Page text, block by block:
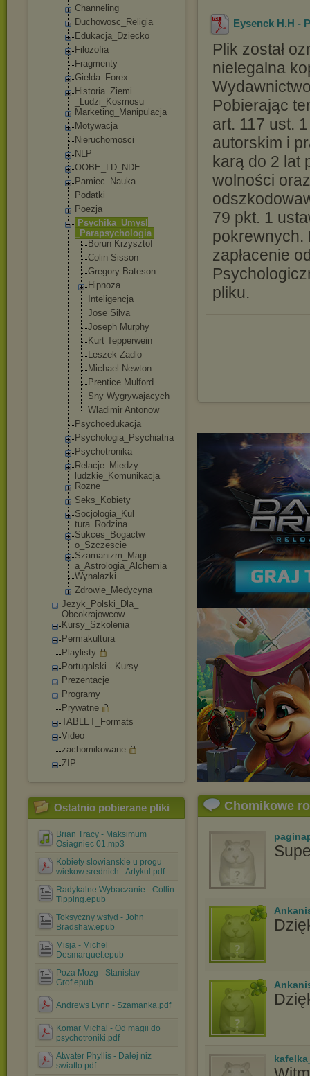
Channeling
Duchowosc_Religia
Edukacja_Dziec ko
Filozofia
Fragmenty
Gielda_Forex
Historia_Ziemi
_Ludzi_Kosmosu
Marketing_Manipulacja
Motywacja
Nieruchomosci
NLP
OOBE_LD_NDE
Pamiec_Nauka
Podatki
Poezja
Psychika_Umysl
_Parapsychologia
Borun Krzysztof
Colin Sisson
Gregory Bateson
Hipnoza
Inteligencja
Jose Silva
Joseph Murphy
Kurt Tepperwein
Leszek Zadlo
Michael Newton
Prentice Mulford
Sny Wygrywajacych
Wladimir Antonow
Psychoedukacja
Psychologia_Psychiatria
Psychotronika
Relacje_Miedzy
ludzkie_Komuni kacja
Rozne
Seks_Kobiety
Socjologia_Kul
tura_Rodzina
Sukces_Bogactw
o_Szczescie
Szamanizm_Magi
a_Astrologia_A lchemia
Wynalazki
Zdrowie_Medycyna
Jezyk_Polski_Dla_
Obcokrajowcow
Kursy_Szkolenia
Permakultura
Playlisty
Portugalski - Kursy
Prezentacje
Programy
Prywatne
TABLET_Formats
Video
zachomikowane
ZIP
Ostatnio pobierane pliki
Brian Tracy - Maksimum
Osiagniec 01.mp3
Kobiety slowianskie u progu
wiekow srednich - Artykul.pdf
Radykalne Wybaczanie - Collin
Tipping.epub
Toksyczny wstyd - John
Bradshaw.epub
Misja - Michel
Desmarquet.epub
Poza Mozg - Stanislav
Grof.epub
Andrews Lynn - Szamanka.pdf
Komar Michal - Od magii do
psychotroniki.pdf
Atwater Phyllis - Dalej niz
swiatlo.pdf
Eysenck H.H -
Plik został
nielegalna
Pobierając
art. 117 ust.
autorskim i
karą do 2 lat
wolności
79 pkt. 1
pokrewnych.
zapłacenie
pliku.
Chomikowe